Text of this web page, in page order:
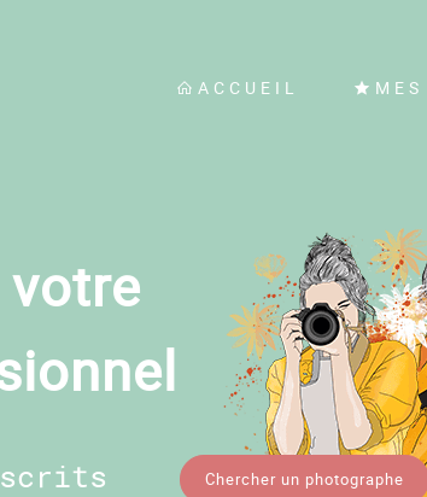
ACCUEIL
Chercher un photographe